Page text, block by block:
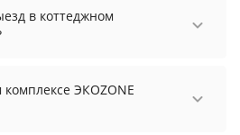
от 25000 рублей. Чтобы
цены на проживание,
в коттеджном
комплексе ЭКОZONE